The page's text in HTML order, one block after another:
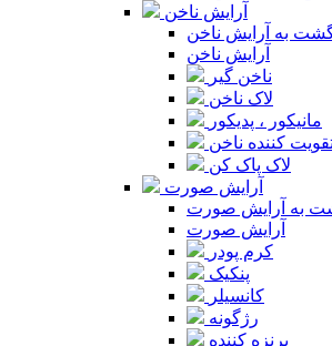
آرایش ناخن
به آرایش ناخن
آرایش ناخن
ناخن گیر
لاک ناخن
مانیکور ، پدیکور
کننده ناخن
لاک پاک کن
آرایش صورت
به آرایش صورت
آرایش صورت
کرم پودر
پنکیک
کانسیلر
رژگونه
برنزه کننده